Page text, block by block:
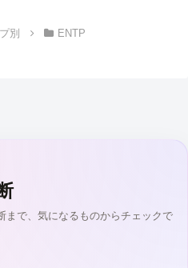
別 ENTP
まで、気になるものからチェックで